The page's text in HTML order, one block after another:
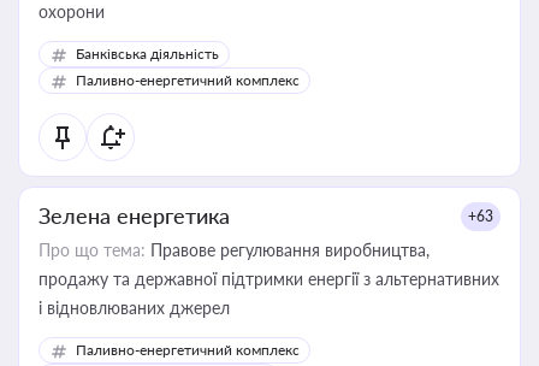
охорони
Банківська діяльність
Паливно-енергетичний комплекс
Зелена енергетика +63
Про що тема: Правове регулювання виробництва,
продажу та державної підтримки енергії з альтернативних
і відновлюваних джерел
Паливно-енергетичний комплекс